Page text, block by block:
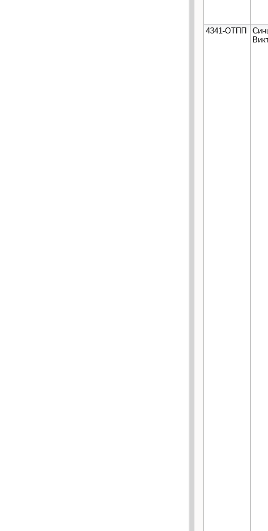
4341-ОТПП